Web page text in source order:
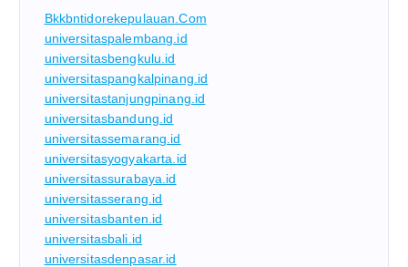
Bkkbntidorekepulauan.com
universitaspalembang.id
universitasbengkulu.id
universitaspangkalpinang.id
universitastanjungpinang.id
universitasbandung.id
universitassemarang.id
universitasyogyakarta.id
universitassurabaya.id
universitasserang.id
universitasbanten.id
universitasbali.id
universitasdenpasar.id